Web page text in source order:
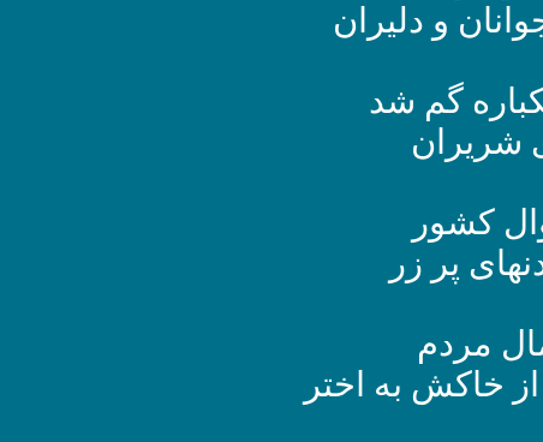
و دلیران
گم شد
شریران
کشور
پر زر
مردم
خاکش به اختر